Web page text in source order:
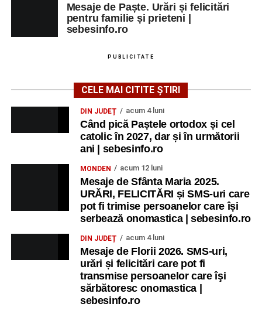
„Armonia artelor”– salon literar și întâlnire
cu artele plastice, organizat alături de artiști locali.
– Proiecție cinematografică:
„Anotimpurile”de Antonio Vivaldi (rating N-15).
MIERCURI, 26 AUGUST 2026
Copiii în armonia orașului
Ora 10.00– Școala din Răhău: activități recreative pentru
– Curtea Școlii „M. Kogălniceanu”: activități
recreative pentru copii.
– Grădina Muzeului Municipal „Ioan Raica”
Sebeș: încheierea Școlii de vară„Curcubeul Prieteniei”
– Aula Primăriei Municipiului Sebeș:
festivitatea de premiere a șefilor de promoție și a elevilor
Mesaje de Paște. Urări și felicitări
pentru familie și prieteni |
sebesinfo.ro
PUBLICITATE
CELE MAI CITITE ȘTIRI
DIN JUDEȚ acum 4 luni
Când pică Paștele ortodox și cel
catolic în 2027, dar și în următorii
ani | sebesinfo.ro
MONDEN acum 12 luni
Mesaje de Sfânta Maria 2025.
URĂRI, FELICITĂRI și SMS-uri care
pot fi trimise persoanelor care își
serbează onomastica | sebesinfo.ro
DIN JUDEȚ acum 4 luni
Mesaje de Florii 2026. SMS-uri,
urări și felicitări care pot fi
transmise persoanelor care îşi
sărbătoresc onomastica |
sebesinfo.ro